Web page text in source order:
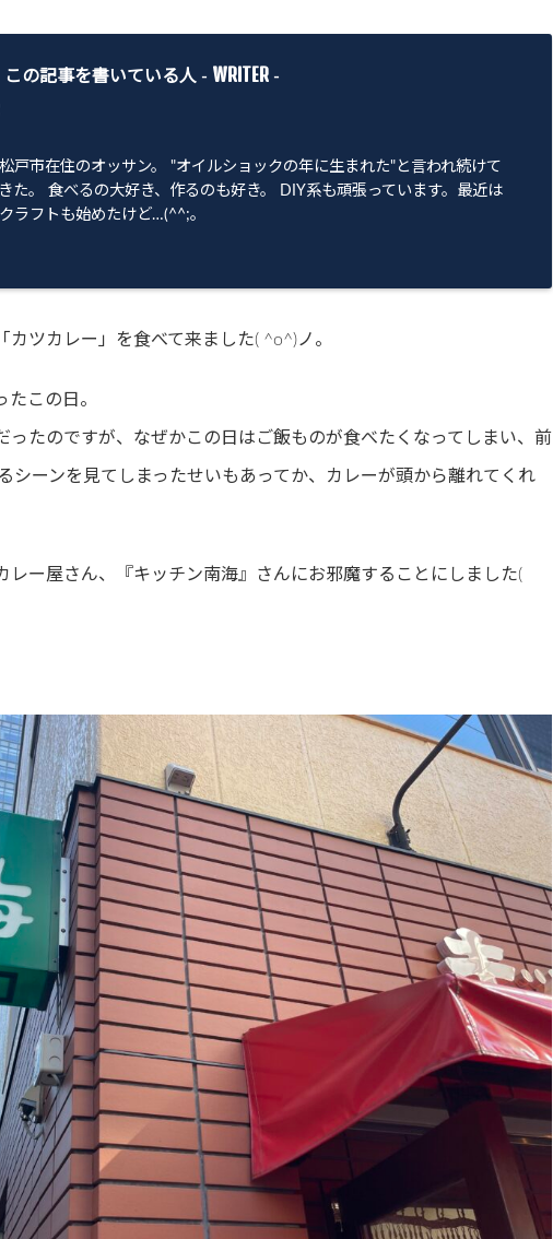
この記事を書いている人 - WRITER -
戸市在住のオッサン。 "オイルショックの年に生まれた"と言われ続けて
た。 食べるの大好き、作るのも好き。 DIY系も頑張っています。最近は
ラフトも始めたけど…(^^;。
ツカレー」を食べて来ました( ^o^)ノ。
この日。
ったのですが、なぜかこの日はご飯ものが食べたくなってしまい、前
シーンを見てしまったせいもあってか、カレーが頭から離れてくれ
レー屋さん、『キッチン南海』さんにお邪魔することにしました(